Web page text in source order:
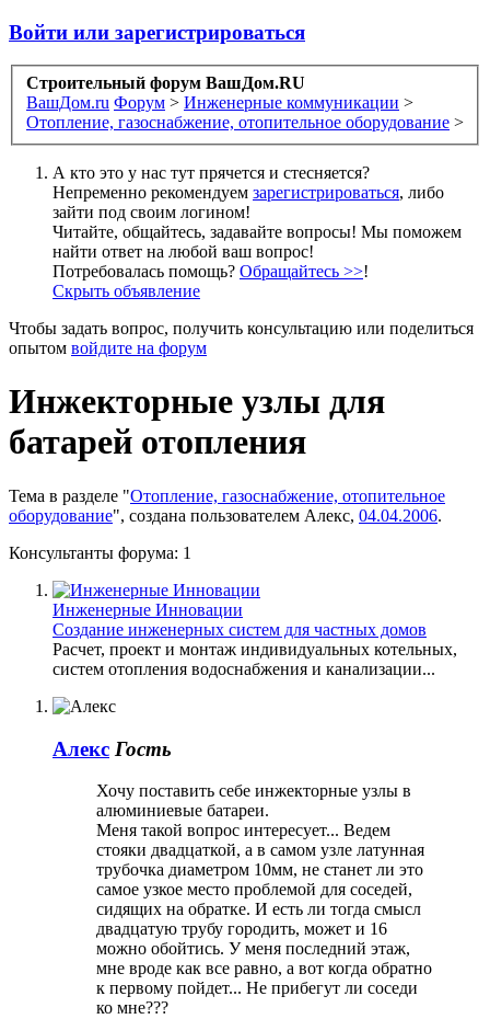
Войти или зарегистрироваться
Строительный форум ВашДом.RU
ВашДом.ru Форум > Инженерные коммуникации >
Отопление, газоснабжение, отопительное оборудование >
А кто это у нас тут прячется и стесняется?
Непременно рекомендуем зарегистрироваться, либо
зайти под своим логином!
Читайте, общайтесь, задавайте вопросы! Мы поможем
найти ответ на любой ваш вопрос!
Потребовалась помощь? Обращайтесь >>!
Скрыть объявление
Чтобы задать вопрос, получить консультацию или поделиться
опытом войдите на форум
Инжекторные узлы для
батарей отопления
Тема в разделе "Отопление, газоснабжение, отопительное
оборудование", создана пользователем Алекс, 04.04.2006.
Консультанты форума: 1
Инженерные Инновации
Создание инженерных систем для частных домов
Расчет, проект и монтаж индивидуальных котельных,
систем отопления водоснабжения и канализации...
Алекс Гость
Хочу поставить себе инжекторные узлы в
алюминиевые батареи.
Меня такой вопрос интересует... Ведем
стояки двадцаткой, а в самом узле латунная
трубочка диаметром 10мм, не станет ли это
самое узкое место проблемой для соседей,
сидящих на обратке. И есть ли тогда смысл
двадцатую трубу городить, может и 16
можно обойтись. У меня последний этаж,
мне вроде как все равно, а вот когда обратно
к первому пойдет... Не прибегут ли соседи
ко мне???